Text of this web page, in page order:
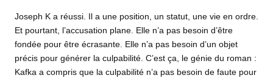
Joseph K a réussi. Il a une position, un statut, une vie en ordre.
Et pourtant, l’accusation plane. Elle n’a pas besoin d’être
fondée pour être écrasante. Elle n’a pas besoin d’un objet
précis pour générer la culpabilité. C’est ça, le génie du roman :
Kafka a compris que la culpabilité n’a pas besoin de faute pour